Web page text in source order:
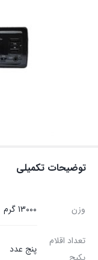
توضیحات تکمیلی
وزن 13000 گرم
تعداد اقلام
پنج عدد